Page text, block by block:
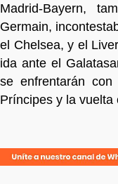
Madrid-Bayern,
Germain,
el Chelsea, y el
ida ante el
se enfrentarán
Príncipes y la vuelta